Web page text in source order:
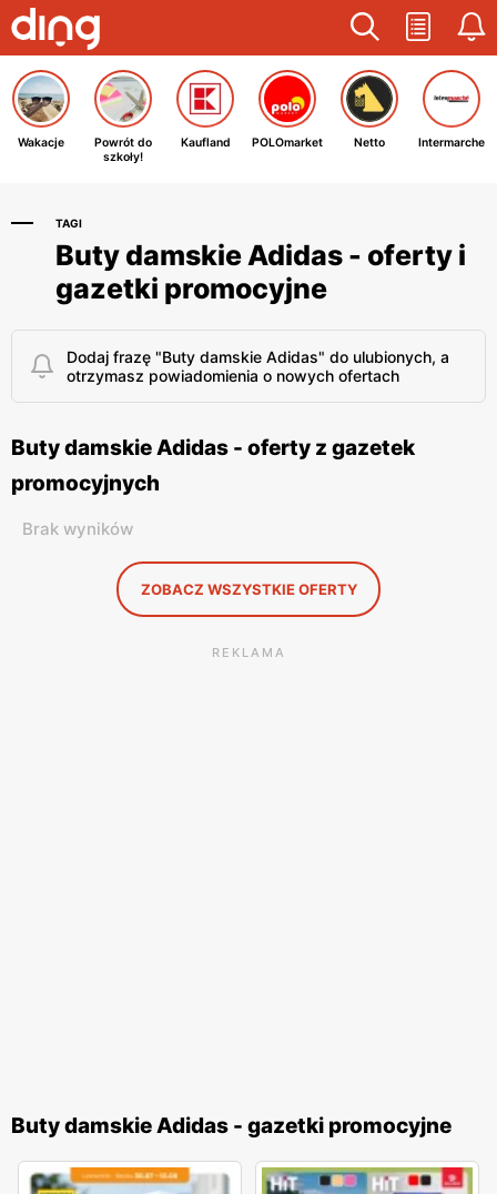
Wakacje
Powrót do
szkoły!
Kaufland POLOmarket Netto Intermarche
TAGI
Buty damskie Adidas - oferty i
gazetki promocyjne
Dodaj frazę "Buty damskie Adidas" do ulubionych, a
otrzymasz powiadomienia o nowych ofertach
Buty damskie Adidas - oferty z gazetek
promocyjnych
Brak wyników
ZOBACZ WSZYSTKIE OFERTY
REKLAMA
Buty damskie Adidas - gazetki promocyjne